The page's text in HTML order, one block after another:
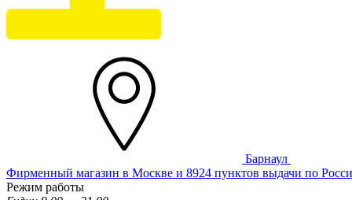
Барнаул
Фирменный магазин в Москве и 8924 пунктов выдачи по
Режим работы